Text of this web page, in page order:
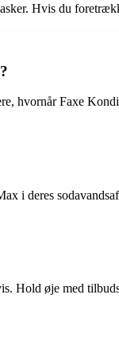
Hvis du
hvornår Faxe
i deres
Hold øje med